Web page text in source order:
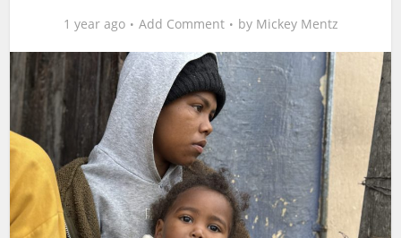
1 year ago Add Comment by Mickey Mentz